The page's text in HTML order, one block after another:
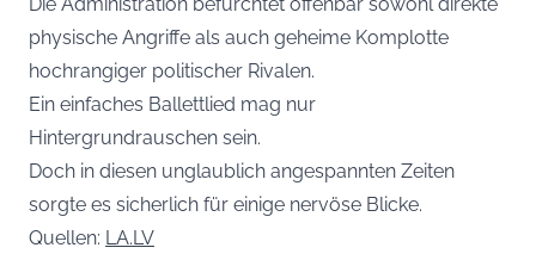
physische Angriffe als auch geheime Komplotte
hochrangiger politischer Rivalen.
Ein einfaches Ballettlied mag nur
Hintergrundrauschen sein.
Doch in diesen unglaublich angespannten Zeiten
sorgte es sicherlich für einige nervöse Blicke.
Quellen: LA.LV